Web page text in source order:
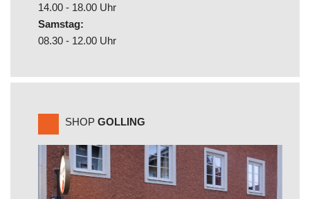
14.00 - 18.00 Uhr
Samstag:
08.30 - 12.00 Uhr
SHOP GOLLING